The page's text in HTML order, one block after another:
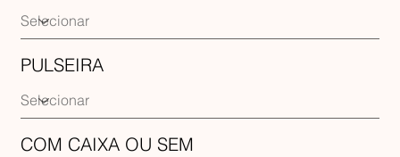
PULSEIRA
COM CAIXA OU SEM